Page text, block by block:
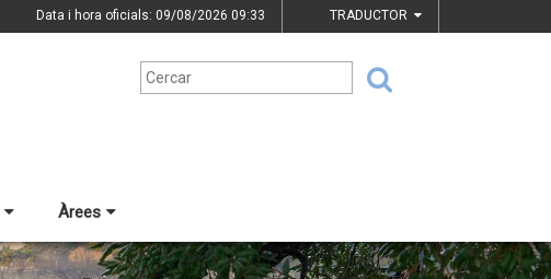
Data i hora oficials: 09/08/2026 09:33 TRADUCTOR
Àrees